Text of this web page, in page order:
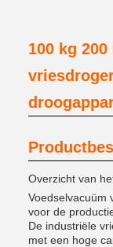
100 kg
Overzicht van
Voedselvacuüm
voor de
De industriële
met een hoge